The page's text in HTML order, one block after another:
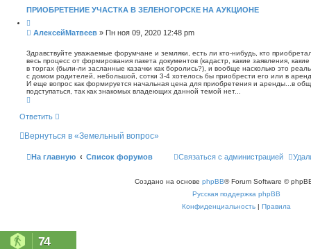
ы
о
с
к
ПРИОБРЕТЕНИЕ УЧАСТКА В ЗЕЛЕНОГОРСКЕ НА АУКЦИОНЕ
и
т
т
а
С
о
б
щ
е
н
АлексейМатвеев » Пн ноя 09, 2020 12:48 pm
Здравствуйте уважаемые форумчане и земляки, есть ли кто-нибудь, кто
весь процесс от формирования пакета документов (кадастр, какие заявления,
в торгах (были-ли засланные казачки как боролись?), и вообще насколько это
с домом родителей, небольшой, сотки 3-4 хотелось бы приобрести его или в
И еще вопрос как формируется начальная цена для приобретения и аренды...в
подступаться, так как знакомых владеющих данной темой нет...
н
т
я
Ответить
Вернуться в «Земельный вопрос»
На главную Список форумов Связаться с администрацией
Создано на основе phpBB® Forum Software ©
Русская поддержка phpBB
Конфиденциальность | Правила
74